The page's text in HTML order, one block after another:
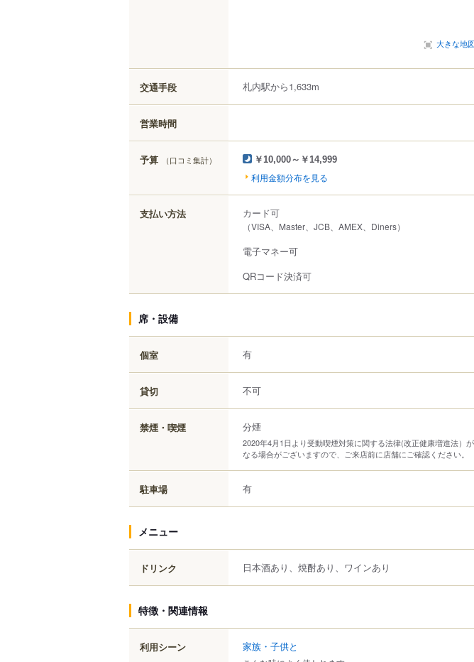
大きな地
交通手段 札内駅から1,633m
営業時間
予算 （口コミ集計） ￥10,000～￥14,999
利用金額分布を見る
支払い方法 カード可
（VISA、Master、JCB、AMEX、Diners）
電子マネー可
QRコード決済可
席・設備
個室 有
貸切 不可
禁煙・喫煙 分煙
2020年4月1日より受動喫煙対策に関する法律(改正健康増進法）
なる場合がございますので、ご来店前に店舗にご確認ください。
駐車場 有
メニュー
ドリンク 日本酒あり、焼酎あり、ワインあり
特徴・関連情報
利用シーン 家族・子供と